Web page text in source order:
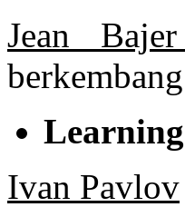
Jean
Learning
Ivan Pavlov